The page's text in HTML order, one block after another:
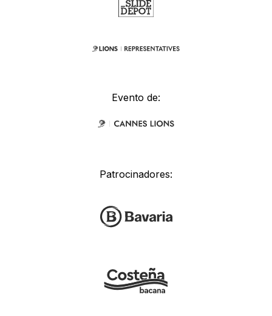
Evento de:
Patrocinadores: